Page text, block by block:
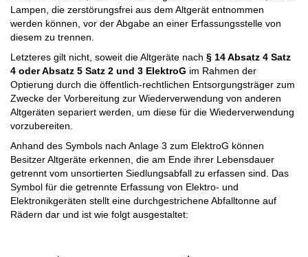
Lampen, die zerstörungs­frei aus dem Altgerät entnommen
werden können, vor der Abgabe an einer Erfassungsstelle von
diesem zu trennen.
Letzteres gilt nicht, soweit die Altgeräte nach § 14 Absatz 4 Satz
4 oder Absatz 5 Satz 2 und 3 ElektroG im Rahmen der
Optierung durch die öffentlich-rechtlichen Entsorgungsträger zum
Zwecke der Vorbereitung zur Wiederverwendung von anderen
Altgeräten separiert werden, um diese für die Wiederverwendung
vorzubereiten.
Anhand des Symbols nach Anlage 3 zum ElektroG können
Besitzer Altgeräte erkennen, die am Ende ihrer Lebensdauer
getrennt vom unsortierten Siedlungsabfall zu erfassen sind. Das
Symbol für die getrennte Erfassung von Elektro- und
Elektronikgeräten stellt eine durchgestrichene Abfalltonne auf
Rädern dar und ist wie folgt ausgestaltet: